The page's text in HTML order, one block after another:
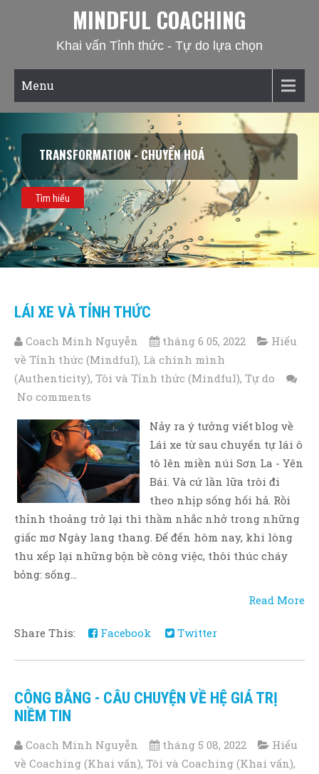
MINDFUL COACHING
Khai vấn Tỉnh thức - Tự do lựa chọn
Menu
TRANSFORMATION - CHUYỂN HOÁ
Tìm hiểu
LÁI XE VÀ TỈNH THỨC
Coach Minh Nguyễn tháng 6 05, 2022
Hiểu
về Tỉnh thức (Mindful), Là chính mình
(Authenticity), Tôi và Tỉnh thức (Mindful), Tự do
No comments
Nảy ra ý tưởng viết blog về
Lái xe từ sau chuyến tự lái ô
tô lên miền núi Sơn La - Yên
Bái. Và cứ lần lữa trôi đi
theo nhịp sống hối hả. Rồi
thỉnh thoảng trở lại thì thầm nhắc nhở trong những
giấc mơ Ngày lang thang. Để đến hôm nay, khi lòng
thu xếp lại những bộn bề công việc, thôi thúc cháy
bỏng: sống...
Read More
Share This: Facebook Twitter
CÔNG BẰNG - CÂU CHUYỆN VỀ HỆ GIÁ TRỊ
NIỀM TIN
Coach Minh Nguyễn tháng 5 08, 2022
Hiểu
về Coaching (Khai vấn), Tôi và Coaching (Khai vấn),